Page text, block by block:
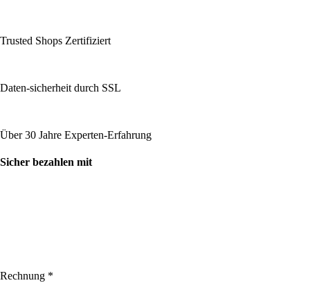
Trusted Shops Zertifiziert
Daten-sicherheit durch SSL
Über 30 Jahre Experten-Erfahrung
Sicher bezahlen mit
Rechnung *